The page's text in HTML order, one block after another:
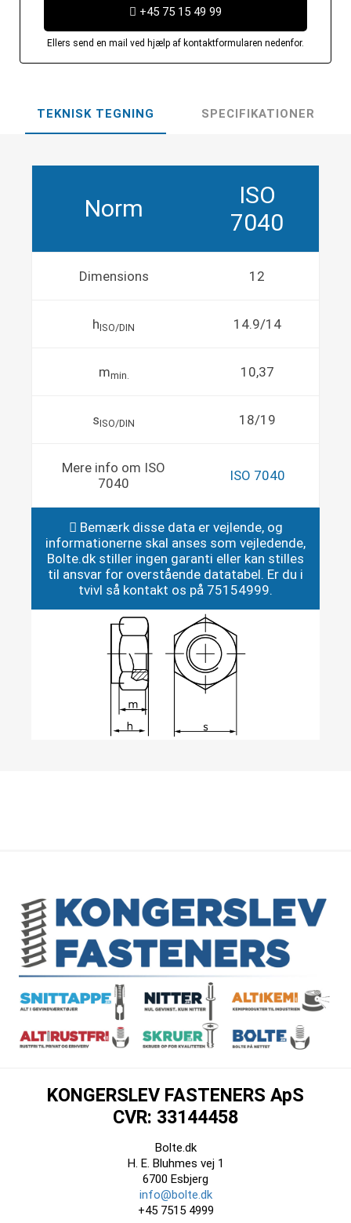
+45 75 15 49 99
Ellers send en mail ved hjælp af kontaktformularen nedenfor.
TEKNISK TEGNING SPECIFIKATIONER
Norm
ISO
7040
Dimensions 12
hISO/DIN 14.9/14
mmin. 10,37
sISO/DIN 18/19
Mere info om ISO
7040
ISO 7040
Bemærk disse data er vejlende, og
informationerne skal anses som vejledende,
Bolte.dk stiller ingen garanti eller kan stilles
til ansvar for overstående datatabel. Er du i
tvivl så kontakt os på 75154999.
KONGERSLEV FASTENERS ApS
CVR: 33144458
Bolte.dk
H. E. Bluhmes vej 1
6700 Esbjerg
info@bolte.dk
+45 7515 4999